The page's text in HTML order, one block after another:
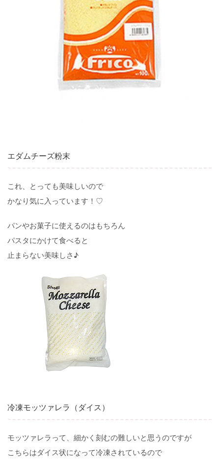
エダムチーズ粉末
これ、とっても美味しいので
かなり気に入っています！♡
パンやお菓子に使えるのはもちろん
パスタにかけて食べると
止まらない美味しさ♪
冷凍モッツァレラ（ダイス）
モッツァレラって、細かく刻むの難しいと思うのですが
こちらはダイス状になって冷凍されているので